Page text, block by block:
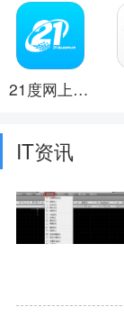
21度网上商城
IT资讯